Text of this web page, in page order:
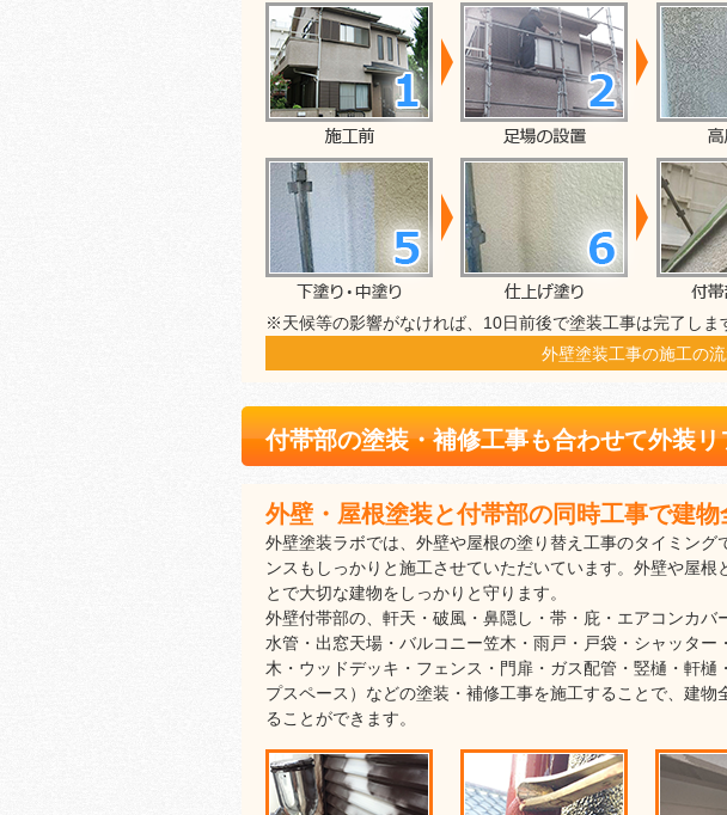
※天候等の影響がなければ、10日前後で塗装工事は完了しま
外壁塗装工事の施工の
付帯部の塗装・補修工事も合わせて外装リ
外壁・屋根塗装と付帯部の同時工事で建
外壁塗装ラボでは、外壁や屋根の塗り替え工事のタイミング
ンスもしっかりと施工させていただいています。外壁や屋根
とで大切な建物をしっかりと守ります。
外壁付帯部の、軒天・破風・鼻隠し・帯・庇・エアコンカ
水管・出窓天場・バルコニー笠木・雨戸・戸袋・シャッター
木・ウッドデッキ・フェンス・門扉・ガス配管・竪樋・軒樋
プスペース）などの塗装・補修工事を施工することで、建
ることができます。